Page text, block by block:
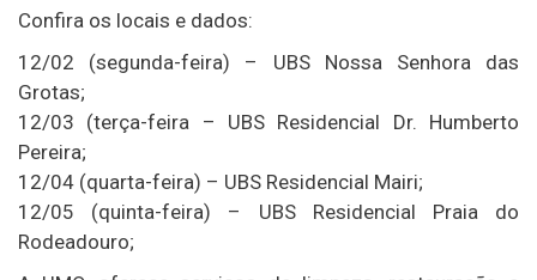
Confira os locais e dados:
12/02 (segunda-feira) – UBS Nossa Senhora das
Grotas;
12/03 (terça-feira – UBS Residencial Dr. Humberto
Pereira;
12/04 (quarta-feira) – UBS Residencial Mairi;
12/05 (quinta-feira) – UBS Residencial Praia do
Rodeadouro;